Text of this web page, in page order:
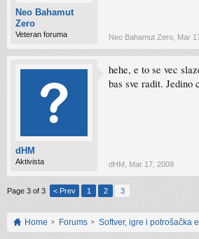
Neo Bahamut
Zero
Veteran foruma Neo Bahamut Zero Mar
dHM
Aktivista
hehe, e to se vec
bas sve radit. Jedino
dHM Mar 17, 2009
Page 3 of 3 < Prev 1 2 3
Home Forums Softver, igre i potrošačka